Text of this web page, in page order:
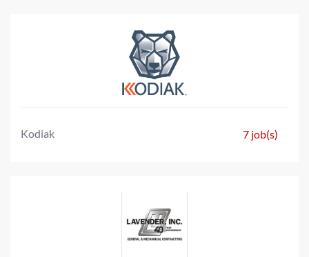
Kodiak 7 job(s)